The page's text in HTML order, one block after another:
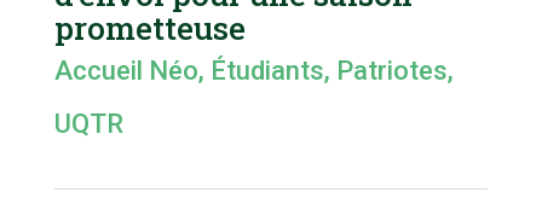
prometteuse
Accueil Néo, Étudiants, Patriotes,
UQTR